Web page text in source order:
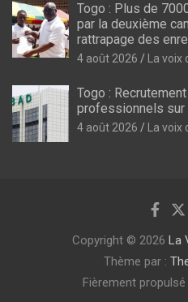
Togo : Plus de
par la deuxième
rattrapage des
4 août 2026 La voix
Togo :
professionnels sur
4 août 2026 La voix
Copyright © 2026 La
Thème par :
Fièrement propulsé